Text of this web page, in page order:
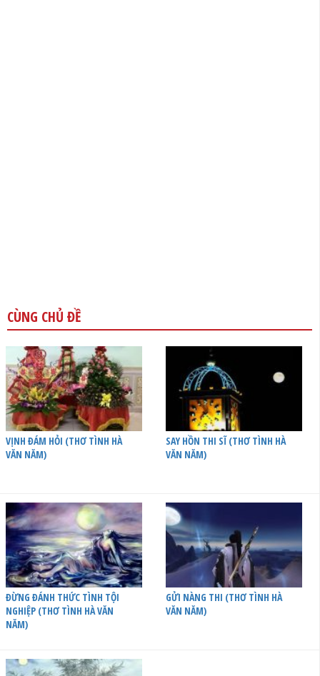
CÙNG CHỦ ĐỀ
VỊNH ĐÁM HỎI (THƠ TÌNH HÀ
VĂN NĂM)
SAY HỒN THI SĨ (THƠ TÌNH HÀ
VĂN NĂM)
ĐỪNG ĐÁNH THỨC TÌNH TỘI
NGHIỆP (THƠ TÌNH HÀ VĂN
NĂM)
GỬI NÀNG THI (THƠ TÌNH HÀ
VĂN NĂM)